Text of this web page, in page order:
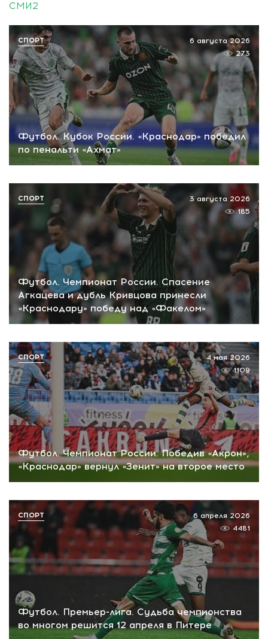
СМИ2
Футбол. Кубок России. «Краснодар» победил
по пенальти «Ахмат»
6 августа 2026
273
СПОРТ
Футбол. Чемпионат России. Спасение
Агкацева и дубль Кривцова принесли
«Краснодару» победу над «Факелом»
3 августа 2026
185
СПОРТ
Футбол. Чемпионат России. Победив «Акрон»,
«Краснодар» вернул «Зенит» на второе место
4 мая 2026
1109
СПОРТ
Футбол. Премьер-лига. Судьба чемпионства
во многом решится 12 апреля в Питере
6 апреля 2026
4481
СПОРТ